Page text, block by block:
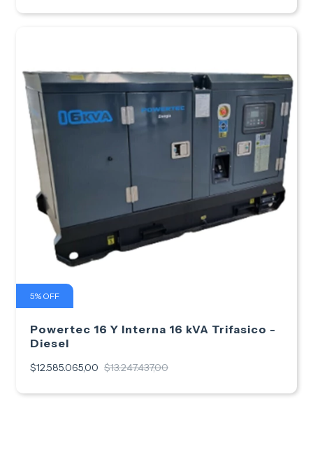
5% OFF
Powertec 16 Y Interna 16 kVA Trifasico -
Diesel
$12.585.065,00 $13.247.437,00